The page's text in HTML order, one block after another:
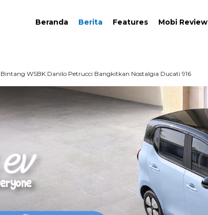
Beranda Berita Features Mobi Review
Bintang WSBK Danilo Petrucci Bangkitkan Nostalgia Ducati 916